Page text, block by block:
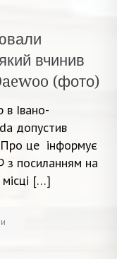
вчинив
(фото)
в Івано-
допустив
Про це інформує
з посиланням на
місці […]